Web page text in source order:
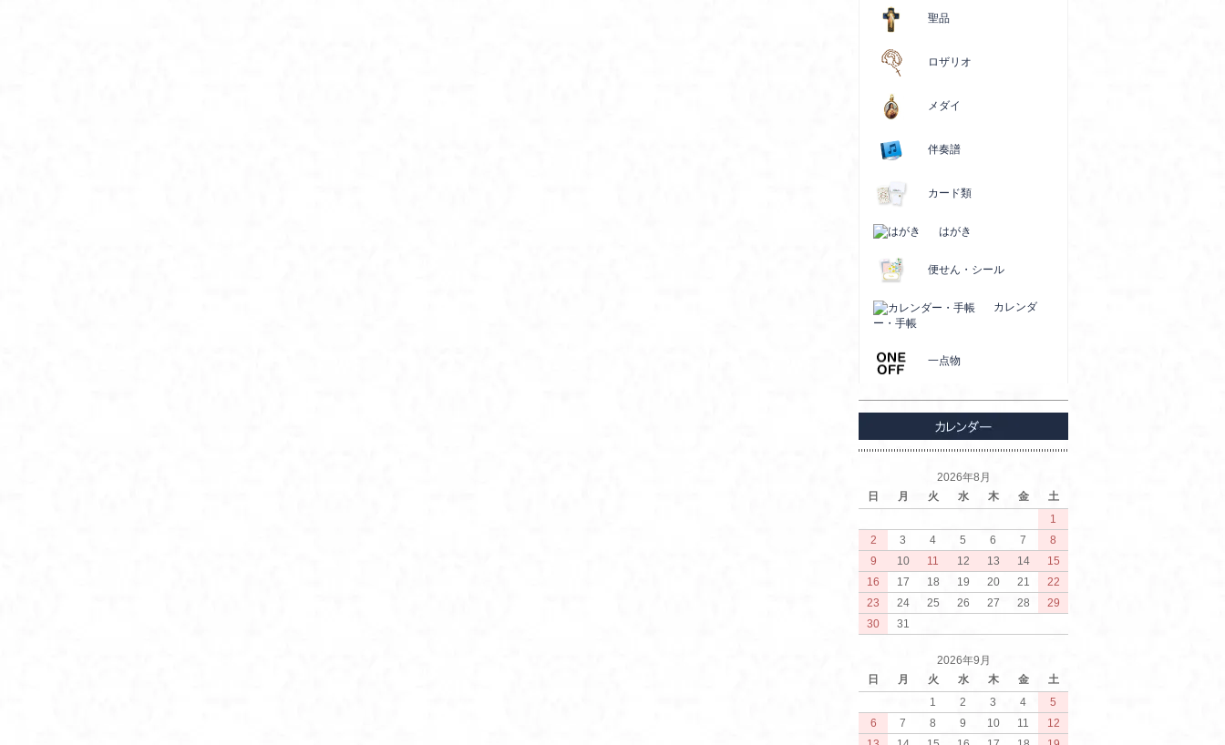
聖品
ロザリオ
メダイ
伴奏譜
カード類
はがき
便せん・シール
カレンダ
ー・手帳
一点物
2026年8月
日
月 火 水 木 金
土
1
2
3 4 5 6 7
8
9
10 11 12 13 14
15
16
17 18 19 20 21
22
23
24 25 26 27 28
29
30
31
2026年9月
日
月 火 水 木 金
土
1
2 3 4
5
6
7 8 9 10 11
12